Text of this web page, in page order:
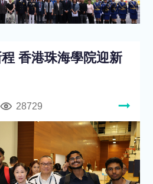
香港珠海學院迎新
28729